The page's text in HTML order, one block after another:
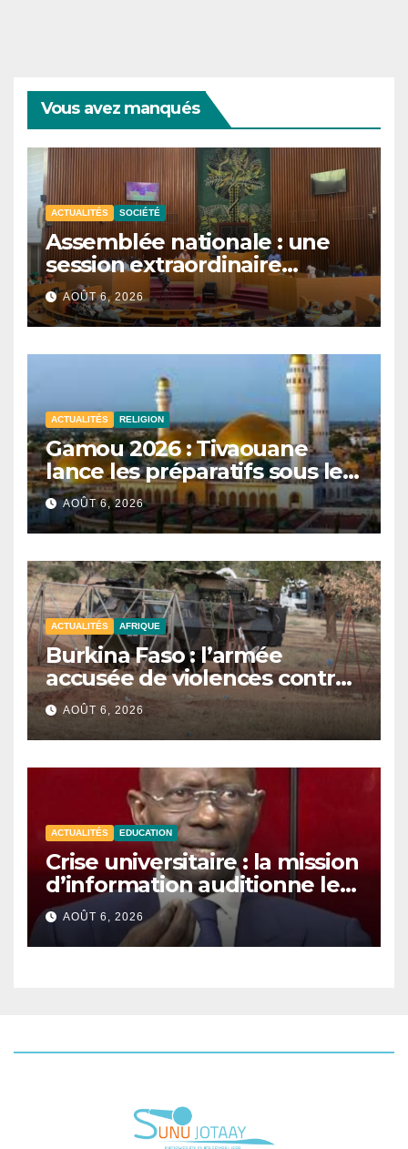
Vous avez manqués
ACTUALITÉS SOCIÉTÉ
Assemblée nationale : une
session extraordinaire
convoquée le 10 août avec
plusieurs commissions
d’enquête à l’ordre du jour.
AOÛT 6, 2026
ACTUALITÉS RELIGION
Gamou 2026 : Tivaouane
lance les préparatifs sous le
signe de l’unité et du Tawhid.
AOÛT 6, 2026
ACTUALITÉS AFRIQUE
Burkina Faso : l’armée
accusée de violences contre
des civils après une attaque
jihadiste.
AOÛT 6, 2026
ACTUALITÉS EDUCATION
Crise universitaire : la mission
d’information auditionne le
ministre Boubacar Camara.
AOÛT 6, 2026